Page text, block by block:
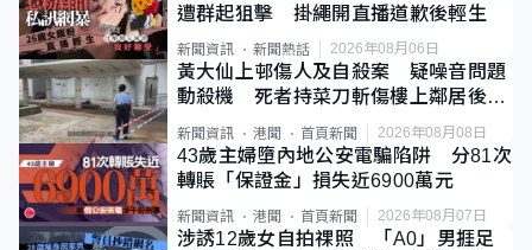
遭群起狙擊 掛繩開直播道歉後輕生
新聞資訊 新聞熱話 2026年08月06日
黃大仙上邨傷人及自殺案 疑噪音問題
動殺機 死者持菜刀斬傷樓上鄰居後墮
新聞資訊 港聞 首頁新聞 2026年08月08日
43歲主婦墮內地公安電騙陷阱 分81次
轉賬「保證金」損失近6900萬元
新聞資訊 港聞 首頁新聞 2026年08月07日
涉誘12歲女自拍祼照 「A0」男捱足